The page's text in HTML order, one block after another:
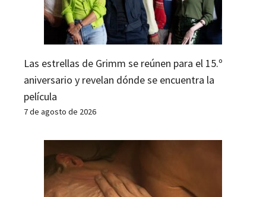
Las estrellas de Grimm se reúnen para el 15.º
aniversario y revelan dónde se encuentra la
película
7 de agosto de 2026